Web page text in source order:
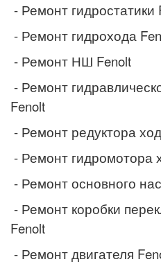
- Ремонт гидростатики
- Ремонт гидрохода
- Ремонт НШ Fenolt
- Ремонт
Fenolt
- Ремонт редуктора
- Ремонт гидромотора
- Ремонт основного
- Ремонт коробки
Fenolt
- Ремонт двигателя